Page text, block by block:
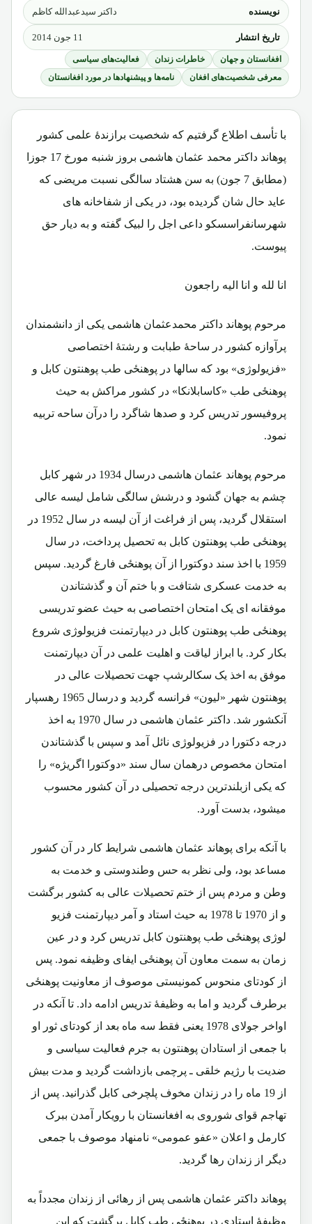
نویسنده داکتر سیدعبدالله کاظم
تاریخ انتشار 11 جون 2014
افغانستان و جهان خاطرات زندان
فعالیت‌های سیاسی
معرفی شخصیت‌های افغان
نامه‌ها و پیشنهادها در مورد افغانستان
با تأسف اطلاع گرفتیم که شخصیت برازندۀ علمی کشور
پوهاند داکتر محمد عثمان هاشمی بروز شنبه مورخ 17 جوزا
(مطابق 7 جون) به سن هشتاد سالگی نسبت مریضی که
عاید حال شان گردیده بود، در یکی از شفاخانه های
شهرسانفراسسکو داعی اجل را لبیک گفته و به دیار حق
پیوست.
انا لله و انا الیه راجعون
مرحوم پوهاند داکتر محمدعثمان هاشمی یکی از دانشمندان
پرآوازه کشور در ساحۀ طبابت و رشتۀ اختصاصی
«فزیولوژی» بود که سالها در پوهنځی طب پوهنتون کابل و
پوهنځی طب «کاسابلانکا» در کشور مراکش به حیث
پروفیسور تدریس کرد و صدها شاگرد را درآن ساحه تربیه
نمود.
مرحوم پوهاند عثمان هاشمی درسال 1934 در شهر کابل
چشم به جهان گشود و درشش سالگی شامل لیسه عالی
استقلال گردید، پس از فراغت از آن لیسه در سال 1952 در
پوهنځی طب پوهنتون کابل به تحصیل پرداخت، در سال
1959 با اخذ سند دوکتورا از آن پوهنځی فارغ گردید. سپس
به خدمت عسکری شتافت و با ختم آن و گذشتاندن
موفقانه ای یک امتحان اختصاصی به حیث عضو تدریسی
پوهنځی طب پوهنتون کابل در دیپارتمنت فزیولوژی شروع
بکار کرد. با ابراز لیاقت و اهلیت علمی در آن دیپارتمنت
موفق به اخذ یک سکالرشپ جهت تحصیلات عالی در
پوهنتون شهر «لیون» فرانسه گردید و درسال 1965 رهسپار
آنکشور شد. داکتر عثمان هاشمی در سال 1970 به اخذ
درجه دکتورا در فزیولوژی نائل آمد و سپس با گذشتاندن
امتحان مخصوص درهمان سال سند «دوکتورا اگریژه» را
که یکی ازبلندترین درجه تحصیلی در آن کشور محسوب
میشود، بدست آورد.
با آنکه برای پوهاند عثمان هاشمی شرایط کار در آن کشور
مساعد بود، ولی نظر به حس وطندوستی و خدمت به
وطن و مردم پس از ختم تحصیلات عالی به کشور برگشت
و از 1970 تا 1978 به حیث استاد و آمر دیپارتمنت فزیو
لوژی پوهنځی طب پوهنتون کابل تدریس کرد و در عین
زمان به سمت معاون آن پوهنځی ایفای وظیفه نمود. پس
از کودتای منحوس کمونیستی موصوف از معاونیت پوهنځی
برطرف گردید و اما به وظیفۀ تدریس ادامه داد. تا آنکه در
اواخر جولای 1978 یعنی فقط سه ماه بعد از کودتای ثور او
با جمعی از استادان پوهنتون به جرم فعالیت سیاسی و
ضدیت با رژیم خلقی ـ پرچمی بازداشت گردید و مدت بیش
از 19 ماه را در زندان مخوف پلچرخی کابل گذرانید. پس از
تهاجم قوای شوروی به افغانستان با رویکار آمدن ببرک
کارمل و اعلان «عفو عمومی» نامنهاد موصوف با جمعی
دیگر از زندان رها گردید.
پوهاند داکتر عثمان هاشمی پس از رهائی از زندان مجدداً به
وظیفۀ استادی در پوهنځی طب کابل برگشت که این